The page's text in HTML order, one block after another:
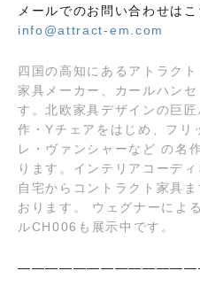
メールでのお問い合わせはこ
info@attract-em.com
四国の高知にあるアトラク
家具メーカー、カールハン
す。北欧家具デザインの巨
作・Yチェアをはじめ、フリ
レ・ヴァンシャーなど の名
ります。インテリアコーデ
自宅からコントラクト家具
おります。 ウェグナーによ
ルCH006も展示中です。